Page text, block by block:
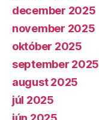
december 2025
november 2025
október 2025
september 2025
august 2025
júl 2025